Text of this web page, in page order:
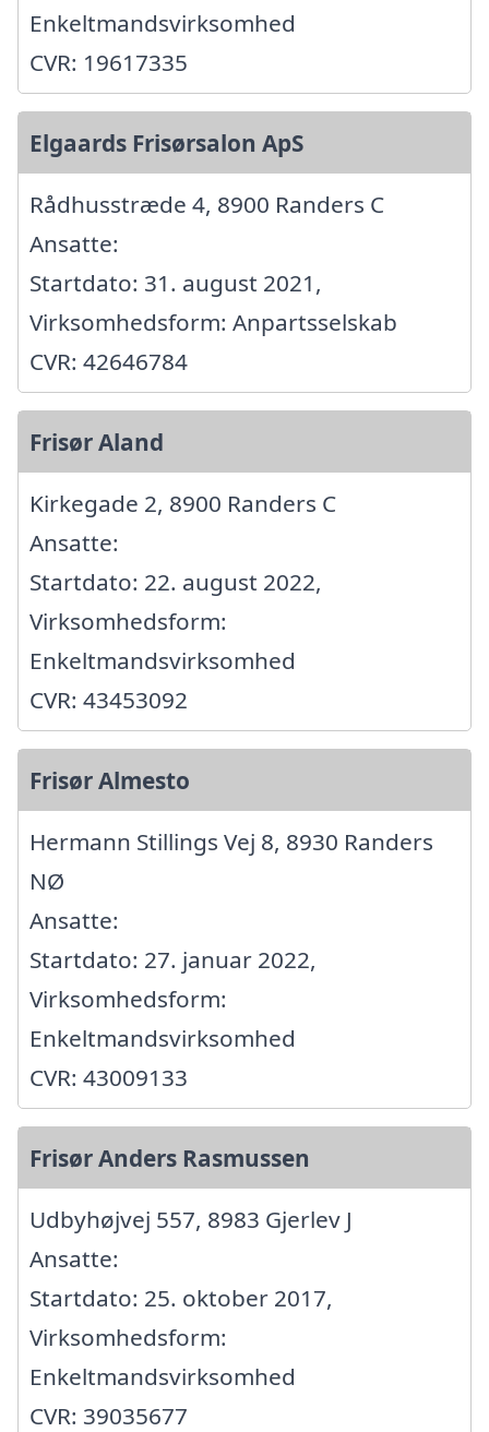
Enkeltmandsvirksomhed
CVR: 19617335
Elgaards Frisørsalon ApS
Rådhusstræde 4, 8900 Randers C
Ansatte:
Startdato: 31. august 2021,
Virksomhedsform: Anpartsselskab
CVR: 42646784
Frisør Aland
Kirkegade 2, 8900 Randers C
Ansatte:
Startdato: 22. august 2022,
Virksomhedsform:
Enkeltmandsvirksomhed
CVR: 43453092
Frisør Almesto
Hermann Stillings Vej 8, 8930 Randers
NØ
Ansatte:
Startdato: 27. januar 2022,
Virksomhedsform:
Enkeltmandsvirksomhed
CVR: 43009133
Frisør Anders Rasmussen
Udbyhøjvej 557, 8983 Gjerlev J
Ansatte:
Startdato: 25. oktober 2017,
Virksomhedsform:
Enkeltmandsvirksomhed
CVR: 39035677